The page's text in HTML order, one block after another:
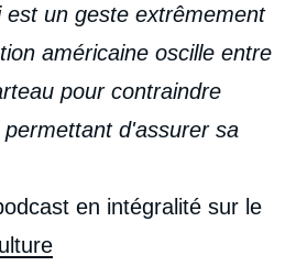
est un geste extrêmement
américaine oscille entre
pour contraindre
d'assurer sa
en intégralité sur le